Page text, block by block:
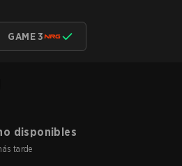
GAME 3
disponibles
tarde